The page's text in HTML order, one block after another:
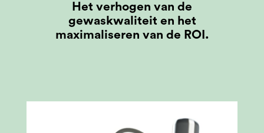
Het verhogen van de
gewaskwaliteit en het
maximaliseren van de ROI.